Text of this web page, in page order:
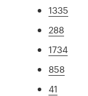
1335
288
1734
858
41